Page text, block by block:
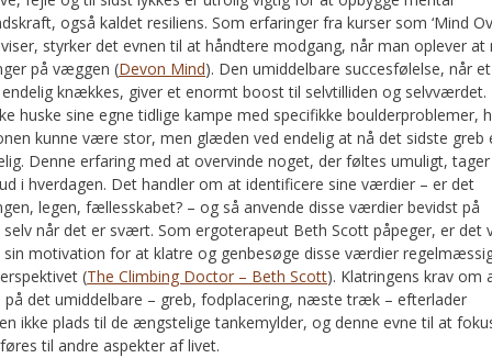
blevet meget mere end bare en sport eller en
værktøj, der tilbyder en unik kombination af fysisk
Gennem klatring lærer vi ikke kun at overvinde ydre
som frygt, tvivl og negativ selvsnak. Den konstante proces
modgang og fejre succeser – store som små – skaber
robusthed og generelle velbefindende. Den ro og klarhed,
ud i resten af livet og gøre en bedre rustet til at håndtere
at finde den aktivitet, der taler til én, og for mange af os er
meningsfuld rejse mod et stærkere sind og en gladere
fortsætte udendørs; når du føler dig klar, kan dublive klar til
helende kraft. Og for familier, der ønsker at dele disse
attage på klatreferie med ungerne
og skabe fælles minder. Det
klippevægge, men også dybderne i os selv, og opdage den
også kaldet resiliens. Som erfaringer fra kurser som ‘Mind
viser, styrker det evnen til at håndtere modgang, når man oplever at
på væggen (Devon Mind). Den umiddelbare succesfølelse, når
knækkes, giver et enormt boost til selvtilliden og selvværdet.
huske sine egne tidlige kampe med specifikke boulderproblemer,
kunne være stor, men glæden ved endelig at nå det sidste greb
Denne erfaring med at overvinde noget, der føltes umuligt,
i hverdagen. Det handler om at identificere sine værdier – er det
legen, fællesskabet? – og så anvende disse værdier bevidst på
når det er svært. Som ergoterapeut Beth Scott påpeger, er det
motivation for at klatre og genbesøge disse værdier
(The Climbing Doctor – Beth Scott). Klatringens krav om
på det umiddelbare – greb, fodplacering, næste træk – efterlader
ikke plads til de ængstelige tankemylder, og denne evne til at
til andre aspekter af livet.